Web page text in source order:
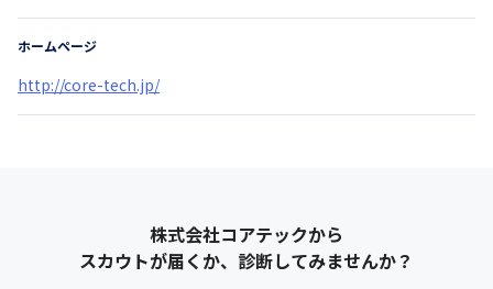
ホームページ
http://core-tech.jp/
株式会社コアテックから
スカウトが届くか、診断してみませんか？